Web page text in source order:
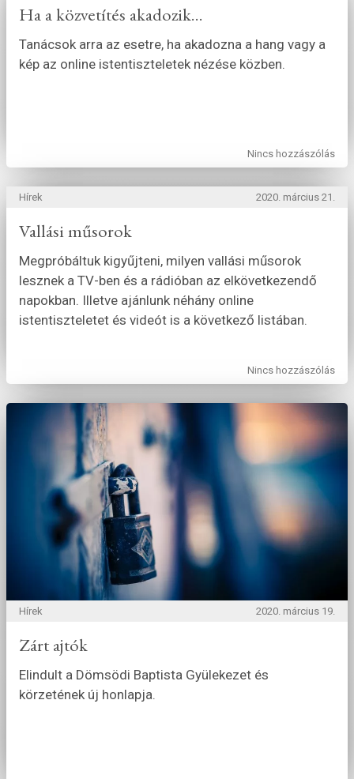
Ha a közvetítés akadozik...
Tanácsok arra az esetre, ha akadozna a hang vagy a
kép az online istentiszteletek nézése közben.
Nincs hozzászólás
Hírek 2020. március 21.
Vallási műsorok
Megpróbáltuk kigyűjteni, milyen vallási műsorok
lesznek a TV-ben és a rádióban az elkövetkezendő
napokban. Illetve ajánlunk néhány online
istentiszteletet és videót is a következő listában.
Nincs hozzászólás
Hírek 2020. március 19.
Zárt ajtók
Elindult a Dömsödi Baptista Gyülekezet és
körzetének új honlapja.